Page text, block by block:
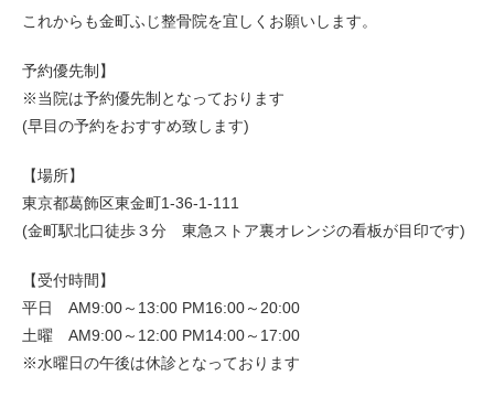
これからも金町ふじ整骨院を宜しくお願いします。
予約優先制】
※当院は予約優先制となっております
(早目の予約をおすすめ致します)
【場所】
東京都葛飾区東金町1-36-1-111
(金町駅北口徒歩３分 東急ストア裏オレンジの看板が目印です)
【受付時間】
平日 AM9:00～13:00 PM16:00～20:00
土曜 AM9:00～12:00 PM14:00～17:00
※水曜日の午後は休診となっております